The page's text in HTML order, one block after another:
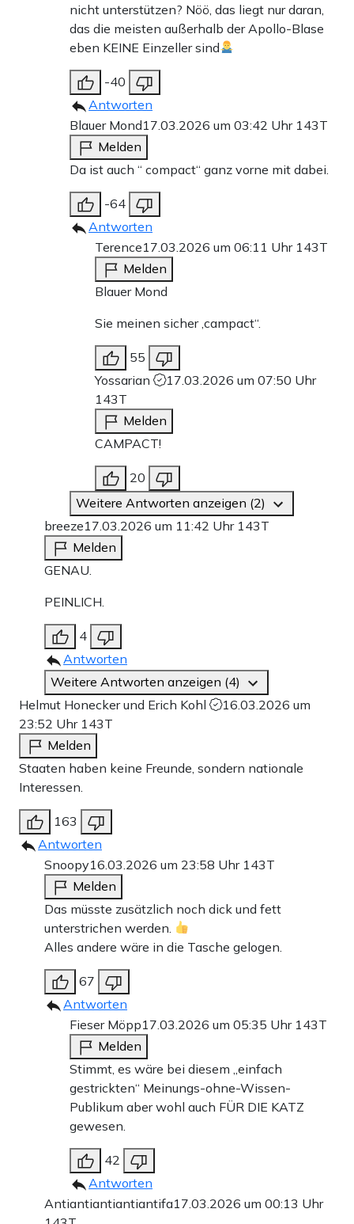
nicht unterstützen? Nöö, das liegt nur daran,
das die meisten außerhalb der Apollo-Blase
eben KEINE Einzeller sind
-40
Antworten
Blauer Mond17.03.2026 um 03:42 Uhr 143T
Melden
Da ist auch “ compact“ ganz vorne mit dabei.
-64
Antworten
Terence17.03.2026 um 06:11 Uhr 143T
Melden
Blauer Mond
Sie meinen sicher ‚campact“.
55
Yossarian
17.03.2026 um 07:50 Uhr
143T
Melden
CAMPACT!
20
Weitere Antworten anzeigen (2)
breeze17.03.2026 um 11:42 Uhr 143T
Melden
GENAU.
PEINLICH.
4
Antworten
Weitere Antworten anzeigen (4)
Helmut Honecker und Erich Kohl
16.03.2026 um
23:52 Uhr 143T
Melden
Staaten haben keine Freunde, sondern nationale
Interessen.
163
Antworten
Snoopy16.03.2026 um 23:58 Uhr 143T
Melden
Das müsste zusätzlich noch dick und fett
unterstrichen werden.
Alles andere wäre in die Tasche gelogen.
67
Antworten
Fieser Möpp17.03.2026 um 05:35 Uhr 143T
Melden
Stimmt, es wäre bei diesem „einfach
gestrickten“ Meinungs-ohne-Wissen-
Publikum aber wohl auch FÜR DIE KATZ
gewesen.
42
Antworten
Antiantiantiantiantifa17.03.2026 um 00:13 Uhr